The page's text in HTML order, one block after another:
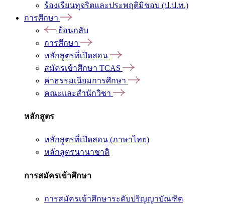
ร้องเรียนทุจริตและประพฤติมิชอบ (ป.ป.ท.)
การศึกษา
ย้อนกลับ
การศึกษา
หลักสูตรที่เปิดสอน
สมัครเข้าศึกษา TCAS
ค่าธรรมเนียมการศึกษา
คณะและสำนักวิชา
หลักสูตร
หลักสูตรที่เปิดสอน (ภาษาไทย)
หลักสูตรนานาชาติ
การสมัครเข้าศึกษา
การสมัครเข้าศึกษาระดับปริญญาบัณฑิต